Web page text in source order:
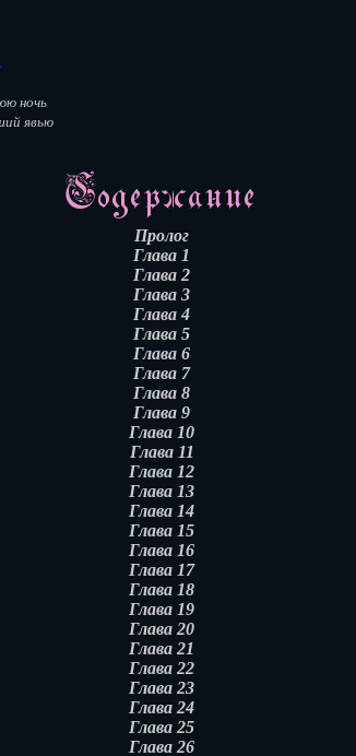
ночь
явью
Пролог
Глава 1
Глава 2
Глава 3
Глава 4
Глава 5
Глава 6
Глава 7
Глава 8
Глава 9
Глава 10
Глава 11
Глава 12
Глава 13
Глава 14
Глава 15
Глава 16
Глава 17
Глава 18
Глава 19
Глава 20
Глава 21
Глава 22
Глава 23
Глава 24
Глава 25
Глава 26